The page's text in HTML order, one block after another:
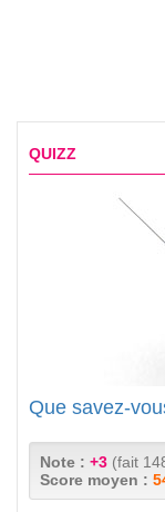
QUIZZ
Que savez-
Note : +3 (fait
Score moyen :